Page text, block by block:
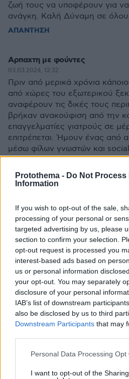
Protothema - Do Not Process
Information
If you wish to opt-out of the sale,
processing of your personal or
targeted advertising by us, please
section to confirm your selection.
opt-out request is processed you
interest-based ads based on
us or personal information
your opt-out. You may separately
disclosure of your personal
IAB’s list of downstream
also be disclosed by us to third
Downstream Participants that may
Please note that this website/app
not limited to your visit or usage
Personal Data Processing Opt
I want to opt-out of the
ζωή τους να υποφέρουν για
ανάγκη. Καλή Δύναμη σε
ΑΠΑΝΤΗΣΗ
Αρπαχτη με φούντες
03.03.2024, 12:32
Πριν από μερικά χρόνια
από χώρες του εξωτερικού
αναφέρουν τις δικές τους
βρήκαν ανακούφιση από την
επαγγελματίες γιατρούς σε
επιτρέπεται. Ήμουν ένας από
μέσω φίλων γνωστών και
κάνουμε και εμείς εδώ την
βλέπουμε επιτέλους να
Θέλει πολύ δουλειά ακόμα για
σύστημα είναι σε αρχικό
ανοργάνωτο. Δυστυχώς σε
χρειαστούν παρά πολλά
ασθενείς που το δικαιούνται
ασφαλή και φθηνή. Είμαι
σκλήρυνση από το 2003.
συνοδού (απόλυτη
εαυτό μου διότι εγώ είχα την
σε φάρμακα και θεραπείες
Ελλάδα. Ακόμη αναγκάζομαι
εξωτερικό για θεραπεία και
εδώ δυστυχώς δεν είναι
χρόνια μετά με την ελπίδα
ένα σκηνικό από τα πρώτα
την ιατρική κάνναβη που λέει